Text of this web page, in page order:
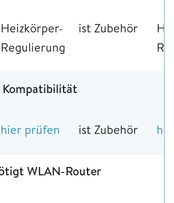
Heizkörper-
Regulierung
ist Zubehör
Kompatibilität
hier prüfen ist Zubehör
WLAN-Router